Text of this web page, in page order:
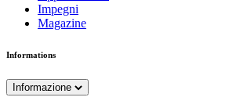
Impegni
Magazine
Informations
Informazione